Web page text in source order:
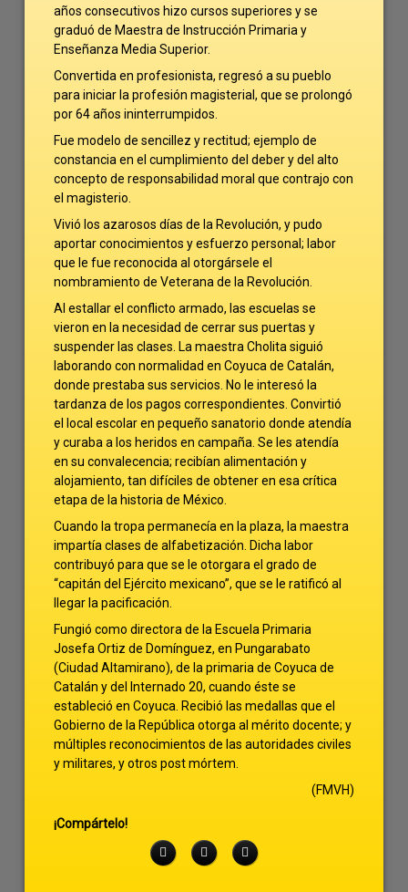
años consecutivos hizo cursos superiores y se
graduó de Maestra de Instrucción Primaria y
Enseñanza Media Superior.
Convertida en profesionista, regresó a su pueblo
para iniciar la profesión magisterial, que se prolongó
por 64 años ininterrumpidos.
Fue modelo de sencillez y rectitud; ejemplo de
constancia en el cumplimiento del deber y del alto
concepto de responsabilidad moral que contrajo con
el magisterio.
Vivió los azarosos días de la Revolución, y pudo
aportar conocimientos y esfuerzo personal; labor
que le fue reconocida al otorgársele el
nombramiento de Veterana de la Revolución.
Al estallar el conflicto armado, las escuelas se
vieron en la necesidad de cerrar sus puertas y
suspender las clases. La maestra Cholita siguió
laborando con normalidad en Coyuca de Catalán,
donde prestaba sus servicios. No le interesó la
tardanza de los pagos correspondientes. Convirtió
el local escolar en pequeño sanatorio donde atendía
y curaba a los heridos en campaña. Se les atendía
en su convalecencia; recibían alimentación y
alojamiento, tan difíciles de obtener en esa crítica
etapa de la historia de México.
Cuando la tropa permanecía en la plaza, la maestra
impartía clases de alfabetización. Dicha labor
contribuyó para que se le otorgara el grado de
“capitán del Ejército mexicano”, que se le ratificó al
llegar la pacificación.
Fungió como directora de la Escuela Primaria
Josefa Ortiz de Domínguez, en Pungarabato
(Ciudad Altamirano), de la primaria de Coyuca de
Catalán y del Internado 20, cuando éste se
estableció en Coyuca. Recibió las medallas que el
Gobierno de la República otorga al mérito docente; y
múltiples reconocimientos de las autoridades civiles
y militares, y otros post mórtem.
(FMVH)
¡Compártelo!
FacebookTwitterLinkedIn